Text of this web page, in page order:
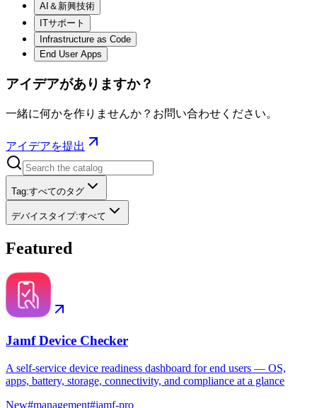
AI＆新興技術
ITサポート
Infrastructure as Code
End User Apps
アイデアがありますか？
一緒に何かを作りませんか？お問い合わせください。
アイデアを提出
Tag:すべてのタグ
デバイスタイプ:すべて
Featured
Jamf Device Checker
A self-service device readiness dashboard for end users — OS,
apps, battery, storage, connectivity, and compliance at a glance
New#management#jamf-pro